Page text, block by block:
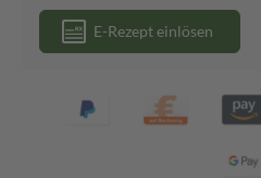
E-Rezept einlösen